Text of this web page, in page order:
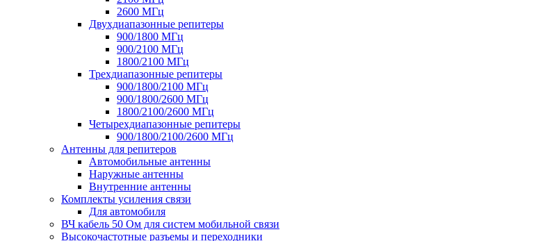
2600 МГц
Двухдиапазонные репитеры
900/1800 МГц
900/2100 МГц
1800/2100 МГц
Трехдиапазонные репитеры
900/1800/2100 МГц
900/1800/2600 МГц
1800/2100/2600 МГц
Четырехдиапазонные репитеры
900/1800/2100/2600 МГц
Антенны для репитеров
Автомобильные антенны
Наружные антенны
Внутренние антенны
Комплекты усиления связи
Для автомобиля
ВЧ кабель 50 Ом для систем мобильной связи
Высокочастотные разъемы и переходники